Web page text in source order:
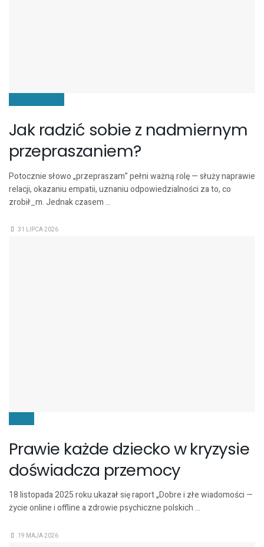
Jak radzić sobie z nadmiernym
przepraszaniem?
Potocznie słowo „przepraszam” pełni ważną rolę — służy naprawie
relacji, okazaniu empatii, uznaniu odpowiedzialności za to, co
zrobił_m. Jednak czasem ...
31 LIPCA 2026
Prawie każde dziecko w kryzysie
doświadcza przemocy
18 listopada 2025 roku ukazał się raport „Dobre i złe wiadomości —
życie online i offline a zdrowie psychiczne polskich ...
19 MAJA 2026